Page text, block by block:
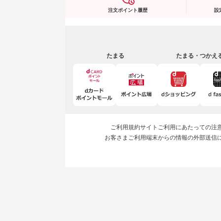
注文ポイント履歴 設
たまる たまる・つかえ
ご利用規約サイトご利用にあたっての注
お客さまご利用端末からの情報の外部送信